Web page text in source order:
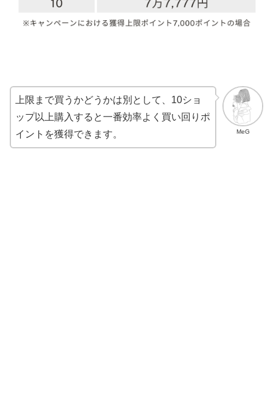
MeG
上限まで買うかどうかは別として、10ショ
ップ以上購入すると一番効率よく買い回りポ
イントを獲得できます。